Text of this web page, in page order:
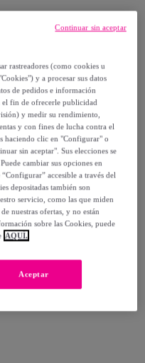
08
rastreadores (como cookies u
y a procesar sus datos
de pedidos e información
el fin de ofrecerle publicidad
y medir su rendimiento,
y con fines de lucha contra el
haciendo clic en "Configurar" o
sin aceptar". Sus elecciones se
cambiar sus opciones en
accesible a través del
depositadas también son
servicio, como las que miden
nuestras ofertas, y no están
sobre las Cookies, puede
AQUÍ.
Aceptar
Continuar sin aceptar